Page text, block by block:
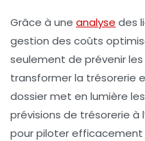
Grâce à une analyse des
gestion des coûts
seulement de prévenir
transformer la trésorerie
dossier met en lumière
prévisions de trésorerie à
pour piloter efficacement